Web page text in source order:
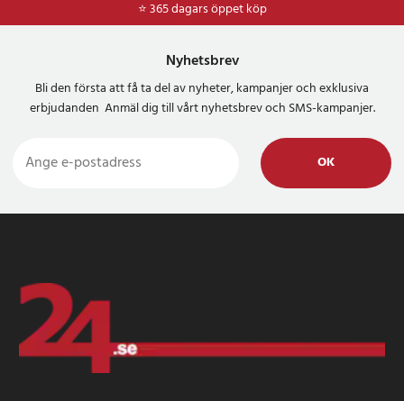
⭐ 365 dagars öppet köp
Nyhetsbrev
Bli den första att få ta del av nyheter, kampanjer och exklusiva
erbjudanden Anmäl dig till vårt nyhetsbrev och SMS-kampanjer.
OK